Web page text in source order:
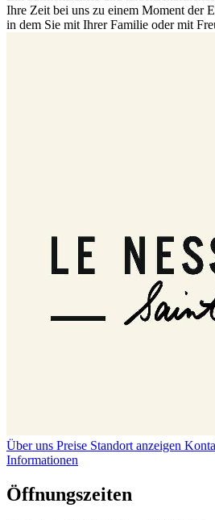
Ihre Zeit bei uns zu einem Moment der
in dem Sie mit Ihrer Familie oder mit
Über uns Preise Standort anzeigen
Informationen
Öffnungszeiten